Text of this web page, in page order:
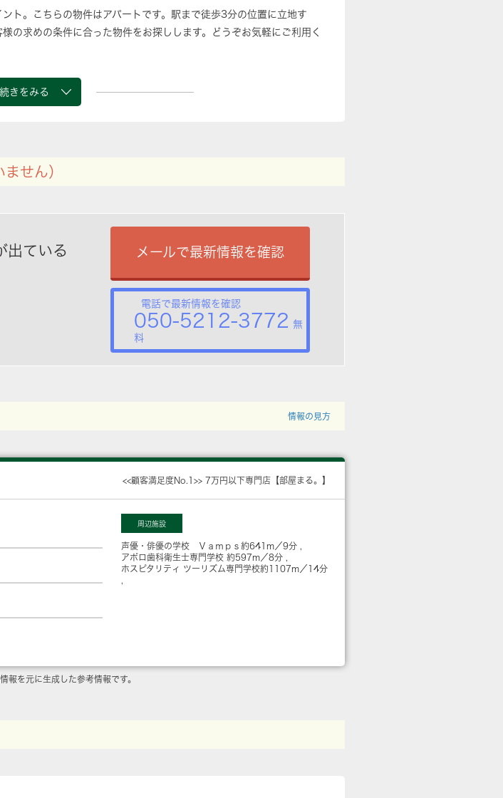
ト。こちらの物件はアパートです。駅まで徒歩3分の位置に立地す
の求めの条件に合った物件をお探しします。どうぞお気軽にご利用く
続きをみる
せん）
出ている
メールで最新情報を確認
電話で最新情報を確認
050-5212-3772 無
料
情報の見方
<<顧客満足度No.1>> 7万円以下専門店【部屋まる。】
周辺施設
声優・俳優の学校 Ｖａｍｐｓ 約641m／9分
アポロ歯科衛生士専門学校 約597m／8分
ホスピタリティ ツーリズム専門学校約1107m／14分
を元に生成した参考情報です。